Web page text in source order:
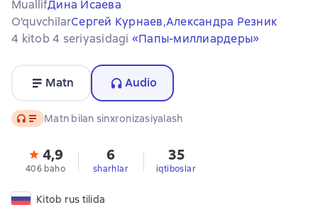
MuallifДина Исаева
O'quvchilarСергей Курнаев,Александра Резник
4 kitob 4 seriyasidagi «Папы-миллиардеры»
Matn Audio
Audio Matn bilan sinxronizasiyalash
4,9
406 baho
6
sharhlar
35
iqtiboslar
Kitob rus tilida